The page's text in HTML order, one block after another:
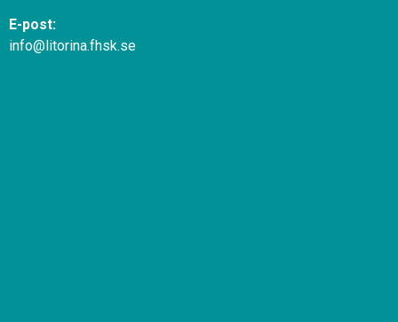
E-post:
info@litorina.fhsk.se